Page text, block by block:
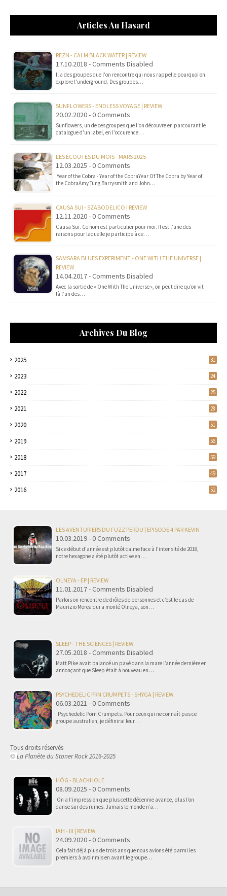
Articles Au Hasard
REZN - CALM BLACK WATER | REVIEW
17.10.2018 - Comments Disabled
Il a des groupes que l'on rencontre qui nous rappelle pourquoi on
explore l'underground. Des groupes…
SUNFLOWERS - ENDLESS VOYAGE | REVIEW
20.02.2020 - 0 Comments
Sunflowers, un de ces groupes que l'on découvre en parcourant le
catalogue d'un label, en l'occurence…
LES ÉCOUTES DU MOIS - MARS 2025
12.03.2025 - 0 Comments
Year of the Cobra - Year of the CobraYear Of The Cobra by Year of
the CobraAmy Tung Barrysmith and John…
CAUSA SUI - SZABODELICO | REVIEW
12.11.2020 - 0 Comments
Causa Sui. Ce nom est particulier pour moi. Il est l’une des
raisons pour laquelle je participe à ce…
SAMSARA BLUES EXPERIMENT - ONE WITH THE UNIVERSE |
REVIEW
14.04.2017 - Comments Disabled
Avec la sortie de « One With The Universe », on peut dire qu’on vit
là l’un des…
Archives Du Blog
2025 31
2023 24
2022 25
2021 28
2020 51
2019 56
2018 59
2017 49
2016 52
LES AVENTURIERS DU FUZZ PERDU | EPISODE 4 PAR KEVIN
10.03.2019 - 0 Comments
Si ce début d'année est plutôt calme face à l'intensité de 2018,
notre hexagone a été plutôt active en…
OLNEYA - EP | REVIEW
11.01.2017 - Comments Disabled
Parfois on rencontre de drôles de personnes et c’est le cas de
Maurizio Morea qui a monté Olneya, son…
SLEEP - THE SCIENCES | REVIEW
27.05.2018 - Comments Disabled
Matt Pike avait balancé un pavé dans la mare l’année dernière en
annonçant que Sleep était à nouveau en…
PSYCHEDELIC PRN CRUMPETS - SHYGA | REVIEW
06.03.2021 - 0 Comments
Psychedelic Porn Crumpets. Pour ceux qui ne connaît pas ce
groupe australien, je définirai leur…
Tous droits réservés
© La Planète du Stoner Rock 2016-2025
HÖG - BLACKHOLE
08.09.2025 - 0 Comments
On a l’impression que plus cette décennie avance, plus l’on
danse sur des ruines. Jamais le monde n’a…
IAH - III | REVIEW
24.09.2020 - 0 Comments
Cela fait déjà plus de trois ans que nous avions été parmi les
premiers à avoir mis en avant le groupe…